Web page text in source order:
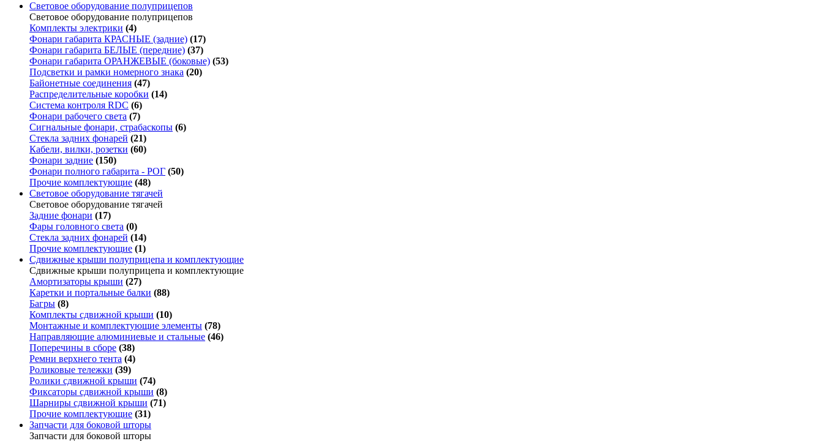
Световое оборудование полуприцепов
Световое оборудование полуприцепов
Комплекты электрики (4)
Фонари габарита КРАСНЫЕ (задние) (17)
Фонари габарита БЕЛЫЕ (передние) (37)
Фонари габарита ОРАНЖЕВЫЕ (боковые) (53)
Подсветки и рамки номерного знака (20)
Байонетные соединения (47)
Распределительные коробки (14)
Система контроля RDC (6)
Фонари рабочего света (7)
Сигнальные фонари, страбаскопы (6)
Стекла задних фонарей (21)
Кабели, вилки, розетки (60)
Фонари задние (150)
Фонари полного габарита - РОГ (50)
Прочие комплектующие (48)
Световое оборудование тягачей
Световое оборудование тягачей
Задние фонари (17)
Фары головного света (0)
Стекла задних фонарей (14)
Прочие комплектующие (1)
Сдвижные крыши полуприцепа и комплектующие
Сдвижные крыши полуприцепа и комплектующие
Амортизаторы крыши (27)
Каретки и портальные балки (88)
Багры (8)
Комплекты сдвижной крыши (10)
Монтажные и комплектующие элементы (78)
Направляющие алюминиевые и стальные (46)
Поперечины в сборе (38)
Ремни верхнего тента (4)
Роликовые тележки (39)
Ролики сдвижной крыши (74)
Фиксаторы сдвижной крыши (8)
Шарниры сдвижной крыши (71)
Прочие комплектующие (31)
Запчасти для боковой шторы
Запчасти для боковой шторы